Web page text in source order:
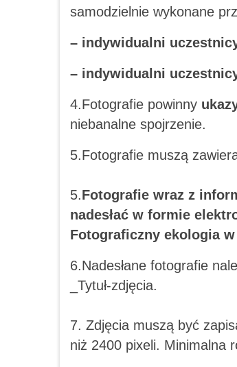
samodzielnie wykonane
– indywidualni
– indywidualni
4.Fotografie powinny
niebanalne spojrzenie.
5.Fotografie muszą
5.Fotografie wraz z
nadesłać w formie
Fotograficzny ekologia
6.Nadesłane fotografie
_Tytuł-zdjęcia.
7. Zdjęcia muszą być
niż 2400 pixeli. Minimalna